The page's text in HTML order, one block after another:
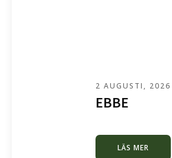
2 AUGUSTI, 2026
EBBE
LÄS MER